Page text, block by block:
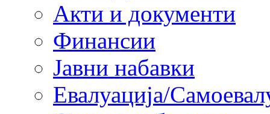
Акти и документи
Финансии
Јавни набавки
Евалуација/